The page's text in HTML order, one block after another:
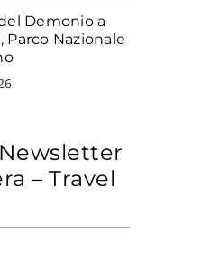
Demonio a
Parco Nazionale
– Travel